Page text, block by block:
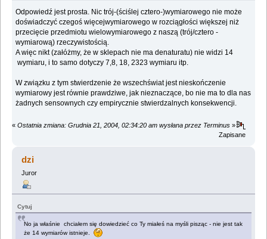
Odpowiedź jest prosta. Nic trój-(ściślej cztero-)wymiarowego nie może
doświadczyć czegoś więcejwymiarowego w rozciągłości większej niż
przecięcie przedmiotu wielowymiarowego z naszą (trój/cztero -
wymiarową) rzeczywistością.
A więc nikt (załóżmy, że w sklepach nie ma denaturatu) nie widzi 14
wymiaru, i to samo dotyczy 7,8, 18, 2323 wymiaru itp.
W związku z tym stwierdzenie że wszechświat jest nieskończenie
wymiarowy jest równie prawdziwe, jak nieznaczące, bo nie ma to dla nas
żadnych sensownych czy empirycznie stwierdzalnych konsekwencji.
« Ostatnia zmiana: Grudnia 21, 2004, 02:34:20 am wysłana przez Terminus »
Zapisane
dzi
Juror
Cytuj
No ja właśnie chciałem się dowiedzieć co Ty miałeś na myśli pisząc - nie jest tak
że 14 wymiarów istnieje.